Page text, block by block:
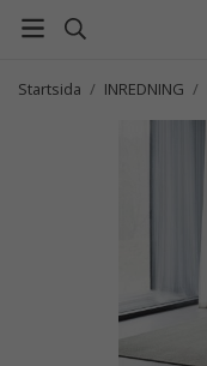
Startsida / INREDNING /